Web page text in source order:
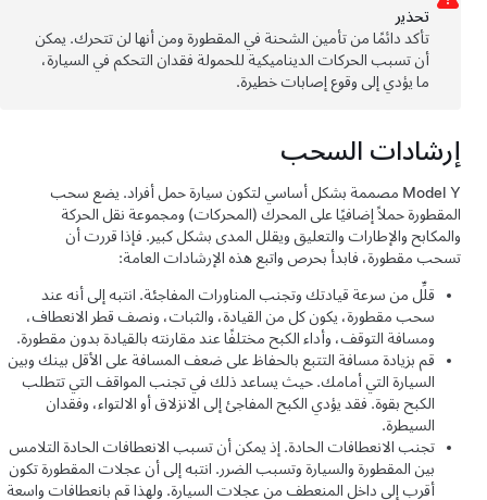
تحذﻳر
تأكد دائمًا من تأمين الشحنة في المقطورة ومن أنها لن تتحرك. يمكن
أن تسبب الحركات الديناميكية للحمولة فقدان التحكم في السيارة،
ما يؤدي إلى وقوع إصابات خطيرة.
إرشادات السحب
Model Yمصممة بشكل أساسي لتكون سيارة حمل أفراد. يضع سحب
المقطورة حملاً إضافيًا على المحرك (المحركات) ومجموعة نقل الحركة
والمكابح والإطارات والتعليق ويقلل المدى بشكل كبير. فإذا قررت أن
تسحب مقطورة، فابدأ بحرص واتبع هذه الإرشادات العامة:
قلِّل من سرعة قيادتك وتجنب المناورات المفاجئة. انتبه إلى أنه عند
سحب مقطورة، يكون كل من القيادة، والثبات، ونصف قطر الانعطاف،
ومسافة التوقف، وأداء الكبح مختلفًا عند مقارنته بالقيادة بدون مقطورة.
قم بزيادة مسافة التتبع بالحفاظ على ضعف المسافة على الأقل بينك وبين
السيارة التي أمامك. حيث يساعد ذلك في تجنب المواقف التي تتطلب
الكبح بقوة. فقد يؤدي الكبح المفاجئ إلى الانزلاق أو الالتواء، وفقدان
السيطرة.
تجنب الانعطافات الحادة. إذ يمكن أن تسبب الانعطافات الحادة التلامس
بين المقطورة والسيارة وتسبب الضرر. انتبه إلى أن عجلات المقطورة تكون
أقرب إلى داخل المنعطف من عجلات السيارة. ولهذا قم بانعطافات واسعة